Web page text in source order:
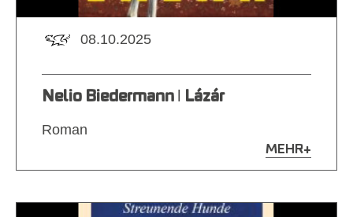
Nelio Biedermann ǀ Lázár
Roman
MEHR+
08.10.2025